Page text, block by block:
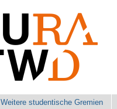
Weitere studentische Gremien